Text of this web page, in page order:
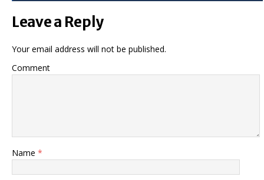
Leave a Reply
Your email address will not be published.
Comment
Name *